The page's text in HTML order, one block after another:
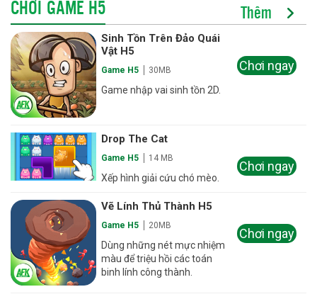
CHƠI GAME H5 Thêm
Sinh Tồn Trên Đảo Quái
Vật H5
Game H5 30MB
Game nhập vai sinh tồn 2D.
Chơi ngay
Drop The Cat
Game H5 14 MB
Xếp hình giải cứu chó mèo.
Chơi ngay
Vẽ Lính Thủ Thành H5
Game H5 20MB
Dùng những nét mực nhiệm
màu để triệu hồi các toán
binh lính công thành.
Chơi ngay